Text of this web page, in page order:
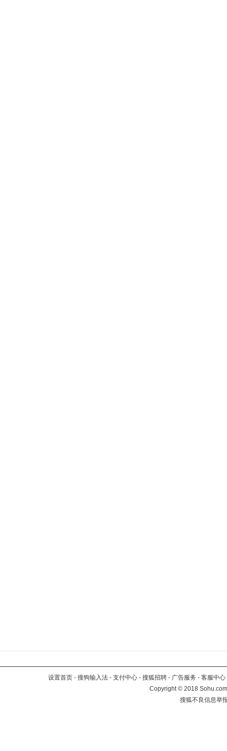
设置首页 - 搜狗输入法 - 支付中心 - 搜狐招聘 - 广告服务 - 客服中心
Copyright©2018
搜狐不良信息举